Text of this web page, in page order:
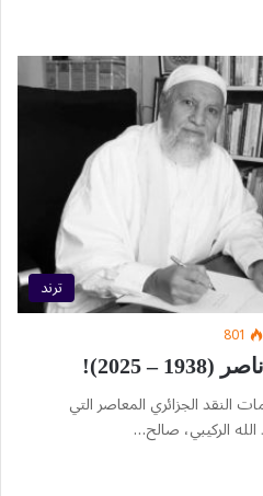
ترند
801
– 2025)!
النقد الجزائري المعاصر التي
الركيبي، صالح…